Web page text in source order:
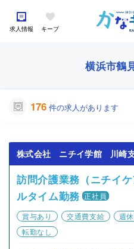
求人情報 キープ
横浜市鶴
176 件の求人があります
株式会社 ニチイ学館 川崎
訪問介護業務（ニチイ
ルタイム勤務 正社員
賞与あり
交通費支給 週
転勤なし